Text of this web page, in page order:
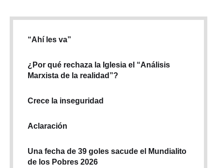
“Ahí les va”
¿Por qué rechaza la Iglesia el “Análisis
Marxista de la realidad”?
Crece la inseguridad
Aclaración
Una fecha de 39 goles sacude el Mundialito
de los Pobres 2026